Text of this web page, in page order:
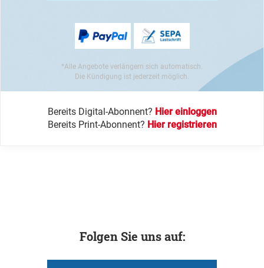
*Alle Angebote verlängern sich automatisch.
Die Kündigung ist jederzeit möglich.
Bereits Digital-Abonnent? Hier einloggen
Bereits Print-Abonnent? Hier registrieren
Folgen Sie uns auf: